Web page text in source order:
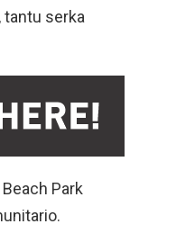
tantu serka
Park